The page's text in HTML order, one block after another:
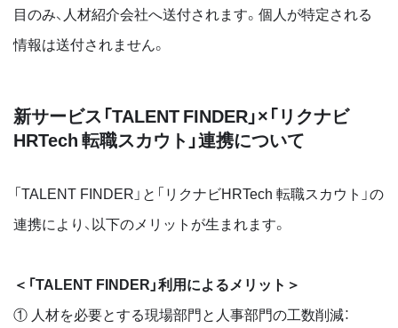
目のみ、人材紹介会社へ送付されます。個人が特定される
情報は送付されません。
新サービス「TALENT FINDER」×「リクナビ
HRTech 転職スカウト」連携について
「TALENT FINDER」と「リクナビHRTech 転職スカウト」の
連携により、以下のメリットが生まれます。
＜「TALENT FINDER」利用によるメリット＞
① 人材を必要とする現場部門と人事部門の工数削減：